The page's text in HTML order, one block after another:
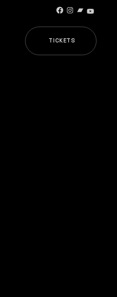
Facebook
Instagram
Bandcamp
TICKETS